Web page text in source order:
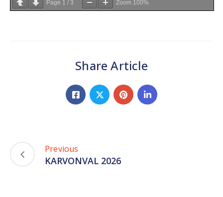
Page 1 / 3 Zoom 100%
Share Article
Previous
KARVONVAL 2026